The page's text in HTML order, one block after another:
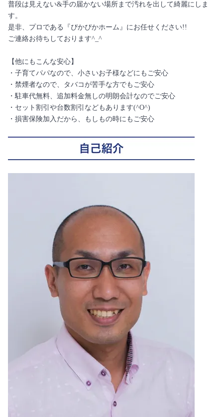
普段は見えない&手の届かない場所まで汚れを出して綺麗にしま
す。
是非、プロである『ぴかぴかホーム』にお任せください!!
ご連絡お待ちしております^_^
【他にもこんな安心】
・子育てパパなので、小さいお子様などにもご安心
・禁煙者なので、タバコが苦手な方でもご安心
・駐車代無料、追加料金無しの明朗会計なのでご安心
・セット割引や台数割引などもあります(^O^)
・損害保険加入だから、もしもの時にもご安心